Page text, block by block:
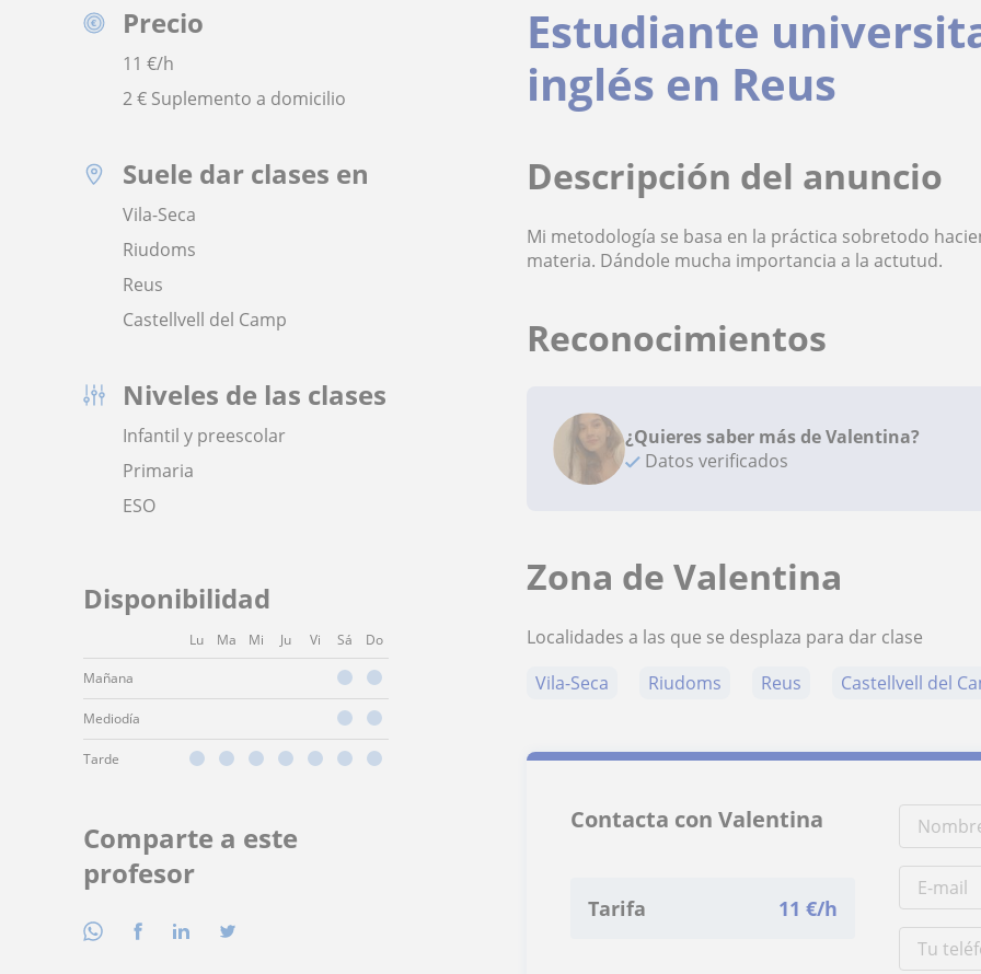
Precio
11 €/h
2 € Suplemento a domicilio
Suele dar clases en
Vila-Seca
Riudoms
Reus
Castellvell del Camp
Niveles de las clases
Infantil y preescolar
Primaria
ESO
Disponibilidad
Lu Ma Mi Ju Vi Sá Do
Mañana
Mediodía
Tarde
Comparte a este
profesor
Estudiante
inglés en Reus
Descripción del anuncio
Mi metodología se basa en la práctica sobretodo
materia. Dándole mucha importancia a la actutud.
Reconocimientos
¿Quieres saber más de Valentina?
Datos verificados
Zona de Valentina
Localidades a las que se desplaza para dar clase
Vila-Seca
Riudoms Reus Castellvell del
Contacta con Valentina
Tarifa 11 €/h